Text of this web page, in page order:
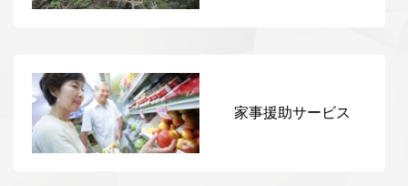
家事援助サービス